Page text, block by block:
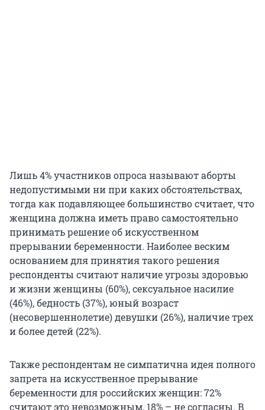
Лишь 4% участников опроса называют аборты
недопустимыми ни при каких обстоятельствах,
тогда как подавляющее большинство считает, что
женщина должна иметь право самостоятельно
принимать решение об искусственном
прерывании беременности. Наиболее веским
основанием для принятия такого решения
респонденты считают наличие угрозы здоровью
и жизни женщины (60%), сексуальное насилие
(46%), бедность (37%), юный возраст
(несовершеннолетие) девушки (26%), наличие трех
и более детей (22%).
Также респондентам не симпатична идея полного
запрета на искусственное прерывание
беременности для российских женщин: 72%
считают это невозможным, 18% – не согласны. В